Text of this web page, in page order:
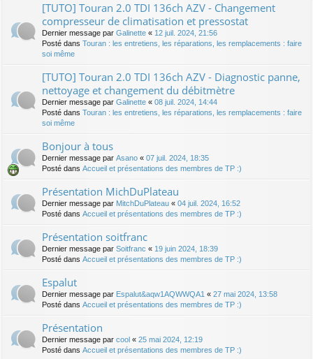
[TUTO] Touran 2.0 TDI 136ch AZV - Changement
compresseur de climatisation et pressostat
Dernier message par Galinette « 12 juil. 2024, 21:56
Posté dans Touran : les entretiens, les réparations, les remplacements : faire
soi même
[TUTO] Touran 2.0 TDI 136ch AZV - Diagnostic panne,
nettoyage et changement du débitmètre
Dernier message par Galinette « 08 juil. 2024, 14:44
Posté dans Touran : les entretiens, les réparations, les remplacements : faire
soi même
Bonjour à tous
Dernier message par Asano « 07 juil. 2024, 18:35
Posté dans Accueil et présentations des membres de TP :)
Présentation MichDuPlateau
Dernier message par MitchDuPlateau « 04 juil. 2024, 16:52
Posté dans Accueil et présentations des membres de TP :)
Présentation soitfranc
Dernier message par Soitfranc « 19 juin 2024, 18:39
Posté dans Accueil et présentations des membres de TP :)
Espalut
Dernier message par Espalut&aqw1AQWWQA1 « 27 mai 2024, 13:58
Posté dans Accueil et présentations des membres de TP :)
Présentation
Dernier message par cool « 25 mai 2024, 12:19
Posté dans Accueil et présentations des membres de TP :)